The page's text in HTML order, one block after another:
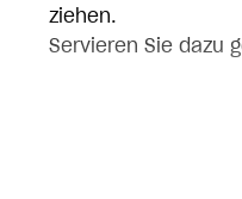
ziehen.
Servieren Sie dazu